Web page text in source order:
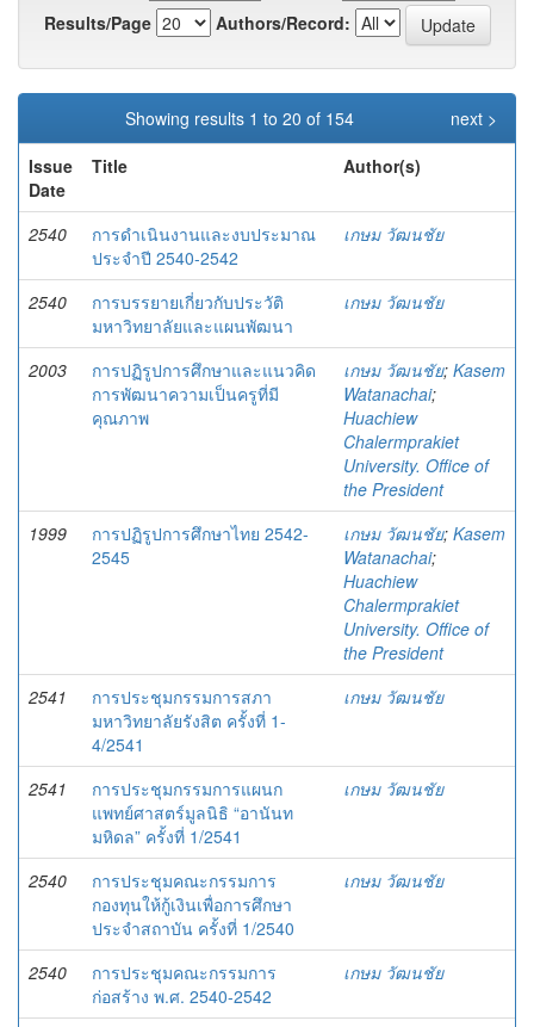
Results/Page
Authors/Record:
Showing results 1 to 20 of 154
next >
Issue
Date
Title Author(s)
2540
การดำเนินงานและงบประมาณ
ประจำปี 2540-2542
เกษม วัฒนชัย
2540
การบรรยายเกี่ยวกับประวัติ
มหาวิทยาลัยและแผนพัฒนา
เกษม วัฒนชัย
2003
การปฏิรูปการศึกษาและแนวคิด
การพัฒนาความเป็นครูที่มี
คุณภาพ
เกษม วัฒนชัย; Kasem
Watanachai;
Huachiew
Chalermprakiet
University. Office of
the President
1999
การปฏิรูปการศึกษาไทย 2542-
2545
เกษม วัฒนชัย; Kasem
Watanachai;
Huachiew
Chalermprakiet
University. Office of
the President
2541
การประชุมกรรมการสภา
มหาวิทยาลัยรังสิต ครั้งที่ 1-
4/2541
เกษม วัฒนชัย
2541
การประชุมกรรมการแผนก
แพทย์ศาสตร์มูลนิธิ “อานันท
มหิดล” ครั้งที่ 1/2541
เกษม วัฒนชัย
2540
การประชุมคณะกรรมการ
กองทุนให้กู้เงินเพื่อการศึกษา
ประจำสถาบัน ครั้งที่ 1/2540
เกษม วัฒนชัย
2540
การประชุมคณะกรรมการ
ก่อสร้าง พ.ศ. 2540-2542
เกษม วัฒนชัย